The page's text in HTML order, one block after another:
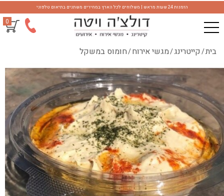
הזמנות 24 שעות מראש | משלוחים לכל הארץ במחירים משתנים בתיאום טלפוני
0
בית/קייטרינג/מגשי אירוח/חומוס במשקל